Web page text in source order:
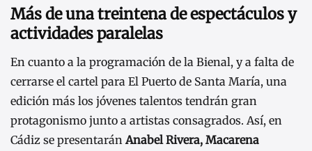
Más de una treintena de espectáculos y
actividades paralelas
En cuanto a la programación de la Bienal, y a falta de
cerrarse el cartel para El Puerto de Santa María, una
edición más los jóvenes talentos tendrán gran
protagonismo junto a artistas consagrados. Así, en
Cádiz se presentarán Anabel Rivera, Macarena